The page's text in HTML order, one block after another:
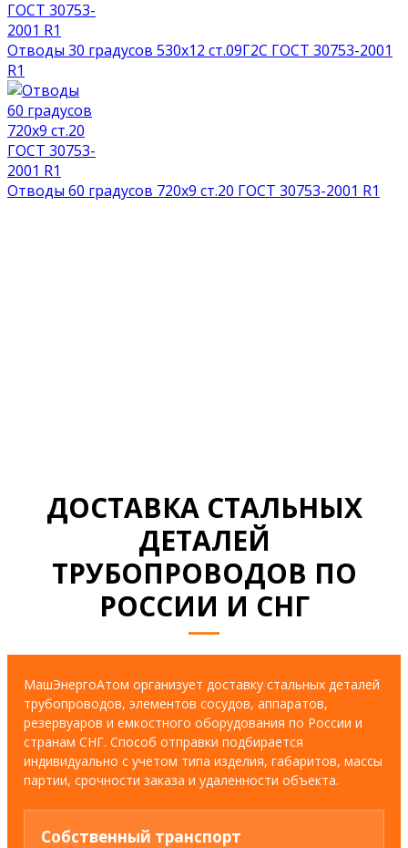
Отводы 30 градусов 530х12 ст.09Г2С ГОСТ 30753-2001
R1
Отводы 60 градусов 720х9 ст.20 ГОСТ 30753-2001 R1
ДОСТАВКА СТАЛЬНЫХ
ДЕТАЛЕЙ
ТРУБОПРОВОДОВ ПО
РОССИИ И СНГ
МашЭнергоАтом организует доставку стальных деталей
трубопроводов, элементов сосудов, аппаратов,
резервуаров и емкостного оборудования по России и
странам СНГ. Способ отправки подбирается
индивидуально с учетом типа изделия, габаритов, массы
партии, срочности заказа и удаленности объекта.
Собственный транспорт